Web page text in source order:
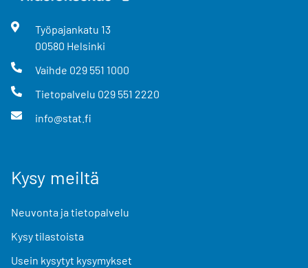
Työpajankatu 13
00580 Helsinki
Vaihde 029 551 1000
Tietopalvelu 029 551 2220
info@stat.fi
Kysy meiltä
Neuvonta ja tietopalvelu
Kysy tilastoista
Usein kysytyt kysymykset